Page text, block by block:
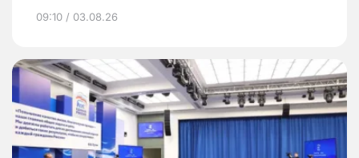
09:10 / 03.08.26